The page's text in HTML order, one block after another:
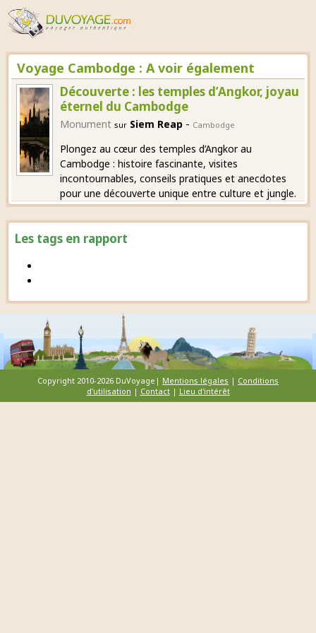
Les tags en rapport
Voyage Cambodge : A voir également
Découverte : les temples d’Angkor, joyau
éternel du Cambodge
Monument sur Siem Reap - Cambodge
Plongez au cœur des temples d’Angkor au
Cambodge : histoire fascinante, visites
incontournables, conseils pratiques et anecdotes
pour une découverte unique entre culture et jungle.
Copyright 2010-2026 DuVoyage| Mentions légales | Conditions
d'utilisation | Contact| Lieu d'intérêt